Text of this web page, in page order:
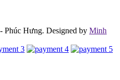
Hưng. Designed by Minh